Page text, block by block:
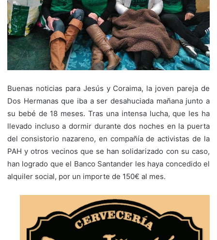
Buenas noticias para Jesús y Coraima, la joven pareja de
Dos Hermanas que iba a ser desahuciada mañana junto a
su bebé de 18 meses. Tras una intensa lucha, que les ha
llevado incluso a dormir durante dos noches en la puerta
del consistorio nazareno, en compañía de activistas de la
PAH y otros vecinos que se han solidarizado con su caso,
han logrado que el Banco Santander les haya concedido el
alquiler social, por un importe de 150€ al mes.